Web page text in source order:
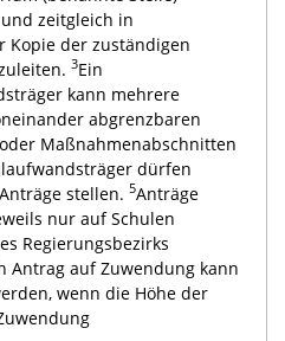
zeitgleich in
Kopie der zuständigen
3Ein
kann mehrere
abgrenzbaren
Maßnahmenabschnitten
dürfen
stellen. 5Anträge
nur auf Schulen
Regierungsbezirks
Antrag auf Zuwendung kann
wenn die Höhe der